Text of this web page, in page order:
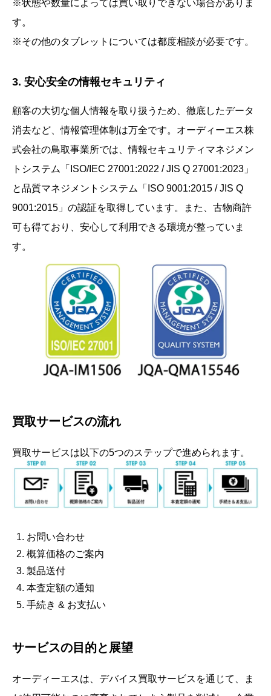
※状態や数量によっては買い取りできない場合がありま
す。
※その他のタブレットについては都度相談が必要です。
3. 安心安全の情報セキュリティ
顧客の大切な個人情報を取り扱うため、徹底したデータ
消去など、情報管理体制は万全です。オーディーエス株
式会社の鳥取事業所では、情報セキュリティマネジメン
トシステム「ISO/IEC 27001:2022 / JIS Q 27001:2023」
と品質マネジメントシステム「ISO 9001:2015 / JIS Q
9001:2015」の認証を取得しています。また、古物商許
可も得ており、安心して利用できる環境が整っていま
す。
買取サービスの流れ
買取サービスは以下の5つのステップで進められます。
お問い合わせ
概算価格のご案内
製品送付
本査定額の通知
手続き & お支払い
サービスの目的と展望
オーディーエスは、デバイス買取サービスを通じて、ま